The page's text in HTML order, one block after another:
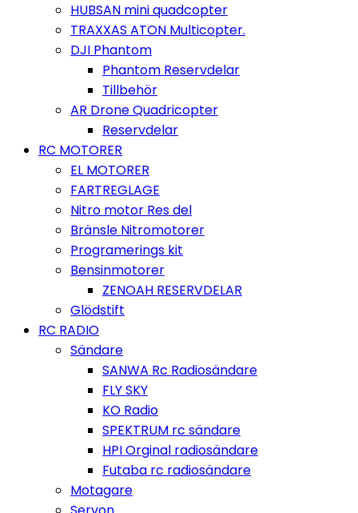
HUBSAN mini quadcopter
TRAXXAS ATON Multicopter.
DJI Phantom
Phantom Reservdelar
Tillbehör
AR Drone Quadricopter
Reservdelar
RC MOTORER
EL MOTORER
FARTREGLAGE
Nitro motor Res del
Bränsle Nitromotorer
Programerings kit
Bensinmotorer
ZENOAH RESERVDELAR
Glödstift
RC RADIO
Sändare
SANWA Rc Radiosändare
FLY SKY
KO Radio
SPEKTRUM rc sändare
HPI Orginal radiosändare
Futaba rc radiosändare
Motagare